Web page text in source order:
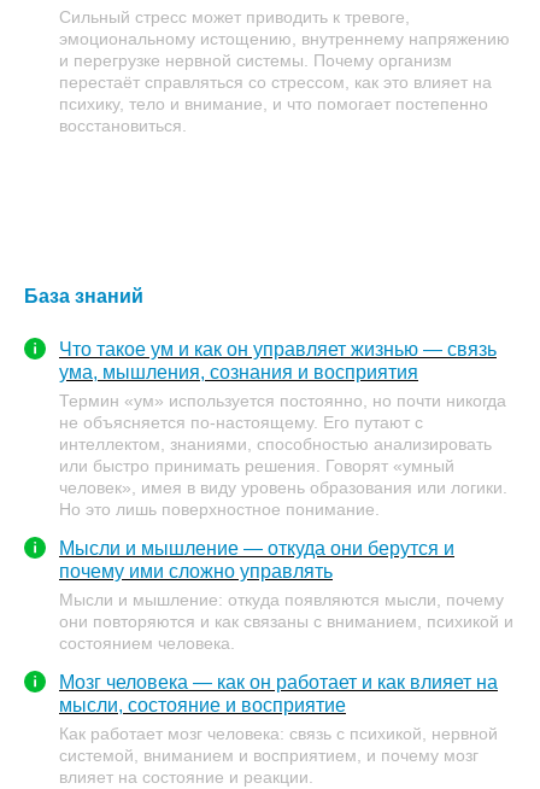
Сильный стресс может приводить к тревоге,
эмоциональному истощению, внутреннему напряжению
и перегрузке нервной системы. Почему организм
перестаёт справляться со стрессом, как это влияет на
психику, тело и внимание, и что помогает постепенно
восстановиться.
База знаний
Что такое ум и как он управляет жизнью — связь
ума, мышления, сознания и восприятия
Термин «ум» используется постоянно, но почти никогда
не объясняется по-настоящему. Его путают с
интеллектом, знаниями, способностью анализировать
или быстро принимать решения. Говорят «умный
человек», имея в виду уровень образования или логики.
Но это лишь поверхностное понимание.
Мысли и мышление — откуда они берутся и
почему ими сложно управлять
Мысли и мышление: откуда появляются мысли, почему
они повторяются и как связаны с вниманием, психикой и
состоянием человека.
Мозг человека — как он работает и как влияет на
мысли, состояние и восприятие
Как работает мозг человека: связь с психикой, нервной
системой, вниманием и восприятием, и почему мозг
влияет на состояние и реакции.